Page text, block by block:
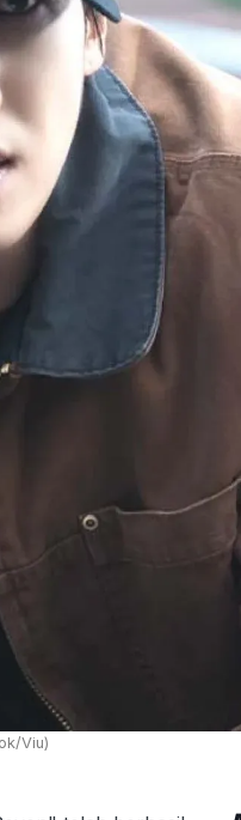
Viu)